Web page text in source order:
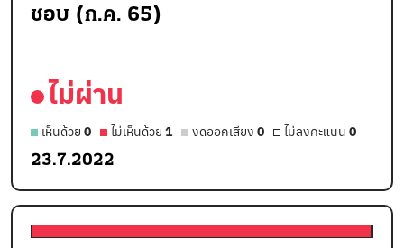
ชอบ (ก.ค. 65)
ไม่ผ่าน
เห็นด้วย 0 ไม่เห็นด้วย 1 งดออกเสียง 0 ไม่ลงคะแนน 0
23.7.2022